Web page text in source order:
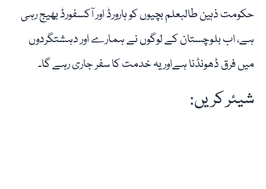
حکومت ذہین طالبعلم بچیوں کو ہارورڈ اور آکسفورڈ بھیج رہی
ہے، اب بلوچستان کے لوگوں نے ہمارے اور دہشتگردوں
میں فرق ڈھونڈنا ہےاور یہ خدمت کا سفر جاری رہے گا۔
شیئر کریں: